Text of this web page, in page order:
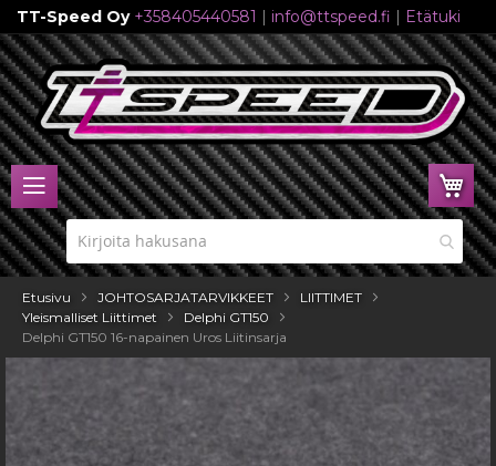
TT-Speed Oy +358405440581 | info@ttspeed.fi | Etätuki
Skip
to
Content
Etusivu JOHTOSARJATARVIKKEET
LIITTIMET
Yleismalliset Liittimet
Delphi GT150
Delphi GT150 16-napainen Uros Liitinsarja
end